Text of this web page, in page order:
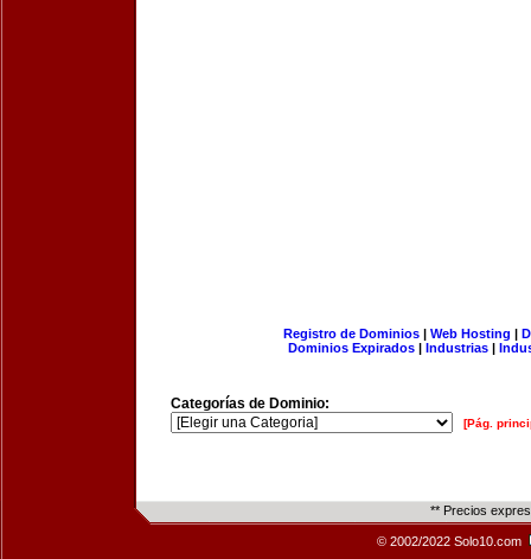
Registro de Dominios| Web Hosting |
Dominios Expirados | Industrias |
Categorías de Dominio:
[Pág.
** Precios
© 2002/2022 Solo10.com